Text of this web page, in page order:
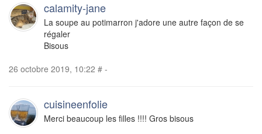
calamity-jane
La soupe au potimarron j'adore une autre façon de se
régaler
Bisous
26 octobre 2019, 10:22 # -
cuisineenfolie
Merci beaucoup les filles !!!! Gros bisous